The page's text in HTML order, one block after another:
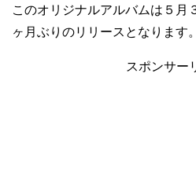
このオリジナルアルバムは５月
ヶ月ぶりのリリースとなります。
スポンサー